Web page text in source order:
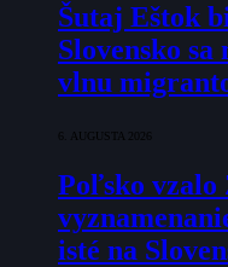
Šutaj Eštok
Slovensko
vlnu
6. AUGUSTA 2026
Poľsko vzalo
isté na